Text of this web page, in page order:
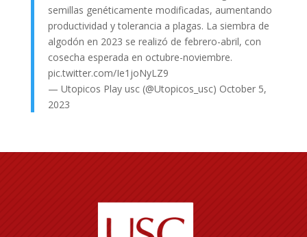
semillas genéticamente modificadas, aumentando
productividad y tolerancia a plagas. La siembra de
algodón en 2023 se realizó de febrero-abril, con
cosecha esperada en octubre-noviembre.
pic.twitter.com/Ie1joNyLZ9
— Utopicos Play usc (@Utopicos_usc) October 5,
2023